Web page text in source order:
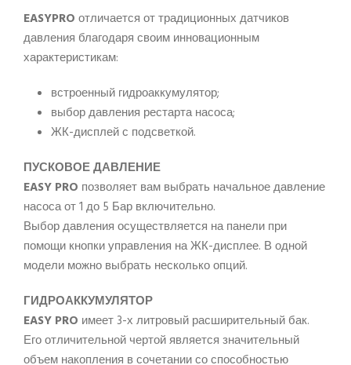
EASYPRO отличается от традиционных датчиков
давления благодаря своим инновационным
характеристикам:
встроенный гидроаккумулятор;
выбор давления рестарта насоса;
ЖК-дисплей с подсветкой.
ПУСКОВОЕ ДАВЛЕНИЕ
EASY PRO позволяет вам выбрать начальное давление
насоса от 1 до 5 Бар включительно.
Выбор давления осуществляется на панели при
помощи кнопки управления на ЖК-дисплее. В одной
модели можно выбрать несколько опций.
ГИДРОАККУМУЛЯТОР
EASY PRO имеет 3-х литровый расширительный бак.
Его отличительной чертой является значительный
объем накопления в сочетании со способностью